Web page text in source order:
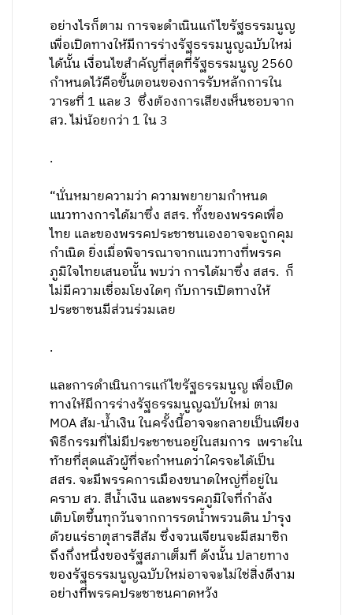
อย่างไรก็ตาม การจะดำเนินแก้ไขรัฐธรรมนูญ
เพื่อเปิดทางให้มีการร่างรัฐธรรมนูญฉบับใหม่
ได้นั้น เงื่อนไขสำคัญที่สุดที่รัฐธรรมนูญ 2560
กำหนดไว้คือขั้นตอนของการรับหลักการใน
วาระที่ 1 และ 3 ซึ่งต้องการเสียงเห็นชอบจาก
สว. ไม่น้อยกว่า 1 ใน 3
.
“นั่นหมายความว่า ความพยายามกำหนด
แนวทางการได้มาซึ่ง สสร. ทั้งของพรรคเพื่อ
ไทย และของพรรคประชาชนเองอาจจะถูกคุม
กำเนิด ยิ่งเมื่อพิจารณาจากแนวทางที่พรรค
ภูมิใจไทยเสนอนั้น พบว่า การได้มาซึ่ง สสร. ก็
ไม่มีความเชื่อมโยงใดๆ กับการเปิดทางให้
ประชาชนมีส่วนร่วมเลย
.
และการดำเนินการแก้ไขรัฐธรรมนูญ เพื่อเปิด
ทางให้มีการร่างรัฐธรรมนูญฉบับใหม่ ตาม
MOA ส้ม-น้ำเงิน ในครั้งนี้อาจจะกลายเป็นเพียง
พิธีกรรมที่ไม่มีประชาชนอยู่ในสมการ เพราะใน
ท้ายที่สุดแล้วผู้ที่จะกำหนดว่าใครจะได้เป็น
สสร. จะมีพรรคการเมืองขนาดใหญ่ที่อยู่ใน
คราบ สว. สีน้ำเงิน และพรรคภูมิใจที่กำลัง
เติบโตขึ้นทุกวันจากการรดน้ำพรวนดิน บำรุง
ด้วยแร่ธาตุสารสีส้ม ซึ่งจวนเจียนจะมีสมาชิก
ถึงกึ่งหนึ่งของรัฐสภาเต็มที ดังนั้น ปลายทาง
ของรัฐธรรมนูญฉบับใหม่อาจจะไม่ใช่สิ่งดีงาม
อย่างที่พรรคประชาชนคาดหวัง